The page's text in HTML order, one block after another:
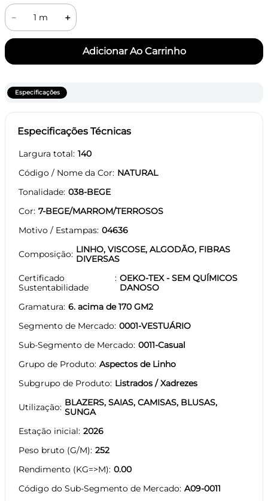
＋
－
Especificações
Especificações Técnicas
Largura total 140
Código / Nome da Cor NATURAL
Tonalidade 038-BEGE
Cor 7-BEGE/MARROM/TERROSOS
Motivo / Estampas 04636
Composição LINHO, VISCOSE, ALGODÃO, FIBRAS
DIVERSAS
Certificado
Sustentabilidade
OEKO-TEX - SEM QUÍMICOS
DANOSO
Gramatura 6. acima de 170 GM2
Segmento de Mercado 0001-VESTUÁRIO
Sub-Segmento de Mercado 0011-Casual
Grupo de Produto Aspectos de Linho
Subgrupo de Produto Listrados / Xadrezes
Utilização BLAZERS, SAIAS, CAMISAS, BLUSAS,
SUNGA
Estação inicial 2026
Peso bruto (G/M) 252
Rendimento (KG=>M) 0.00
Código do Sub-Segmento de Mercado A09-0011